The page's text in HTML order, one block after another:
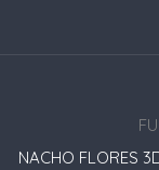
NACHO FLORES